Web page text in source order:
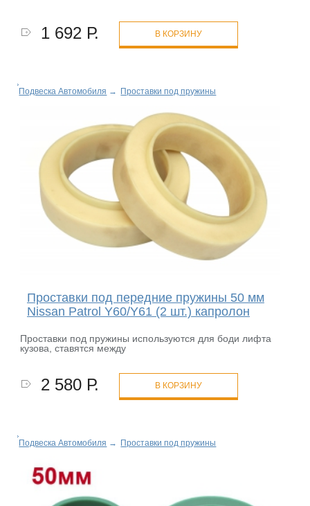
1 692 Р. В КОРЗИНУ
Подвеска Автомобиля → Проставки под пружины
Проставки под передние пружины 50 мм
Nissan Patrol Y60/Y61 (2 шт.) капролон
Проставки под пружины используются для боди лифта
кузова, ставятся между
2 580 Р. В КОРЗИНУ
Подвеска Автомобиля → Проставки под пружины